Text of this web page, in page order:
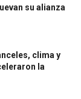
su alianza
clima y
la